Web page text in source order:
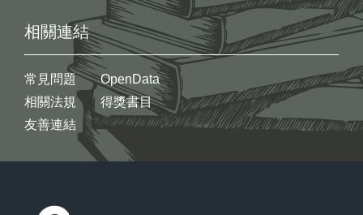
相關連結
常見問題
相關法規
友善連結
OpenData
得獎書目